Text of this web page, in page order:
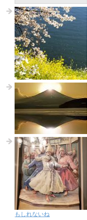
もしれないね